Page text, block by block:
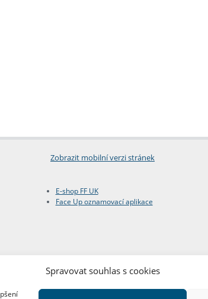
Spravovat souhlas s cookies
Zobrazit mobilní verzi stránek
E-shop FF UK
Face Up oznamovací aplikace